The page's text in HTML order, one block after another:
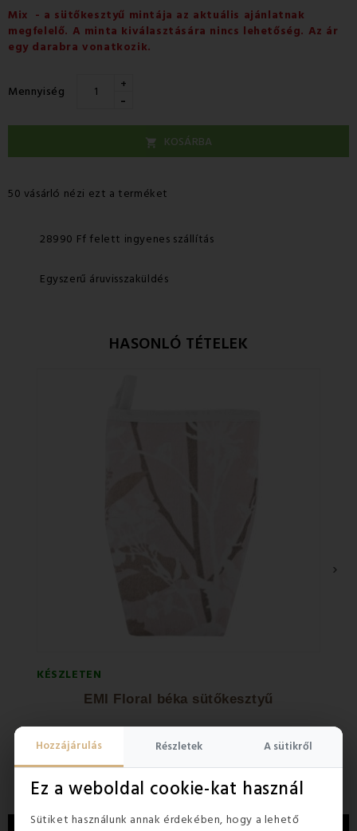
Hozzájárulás Részletek A sütikről
Ez a weboldal cookie-kat használ
Sütiket használunk annak érdekében, hogy a lehető
Mix - a sütőkesztyű mintája az aktuális ajánlatnak
megfelelő. A minta kiválasztására nincs lehetőség. Az ár
egy darabra vonatkozik.
Mennyiség +
-
 KOSÁRBA
50 vásárló nézi ezt a terméket
28990 Ff felett ingyenes szállítás
Egyszerű áruvisszaküldés
HASONLÓ TÉTELEK
KÉSZLETEN
EMI Floral béka sütőkesztyű
1 400 Ft 4
›